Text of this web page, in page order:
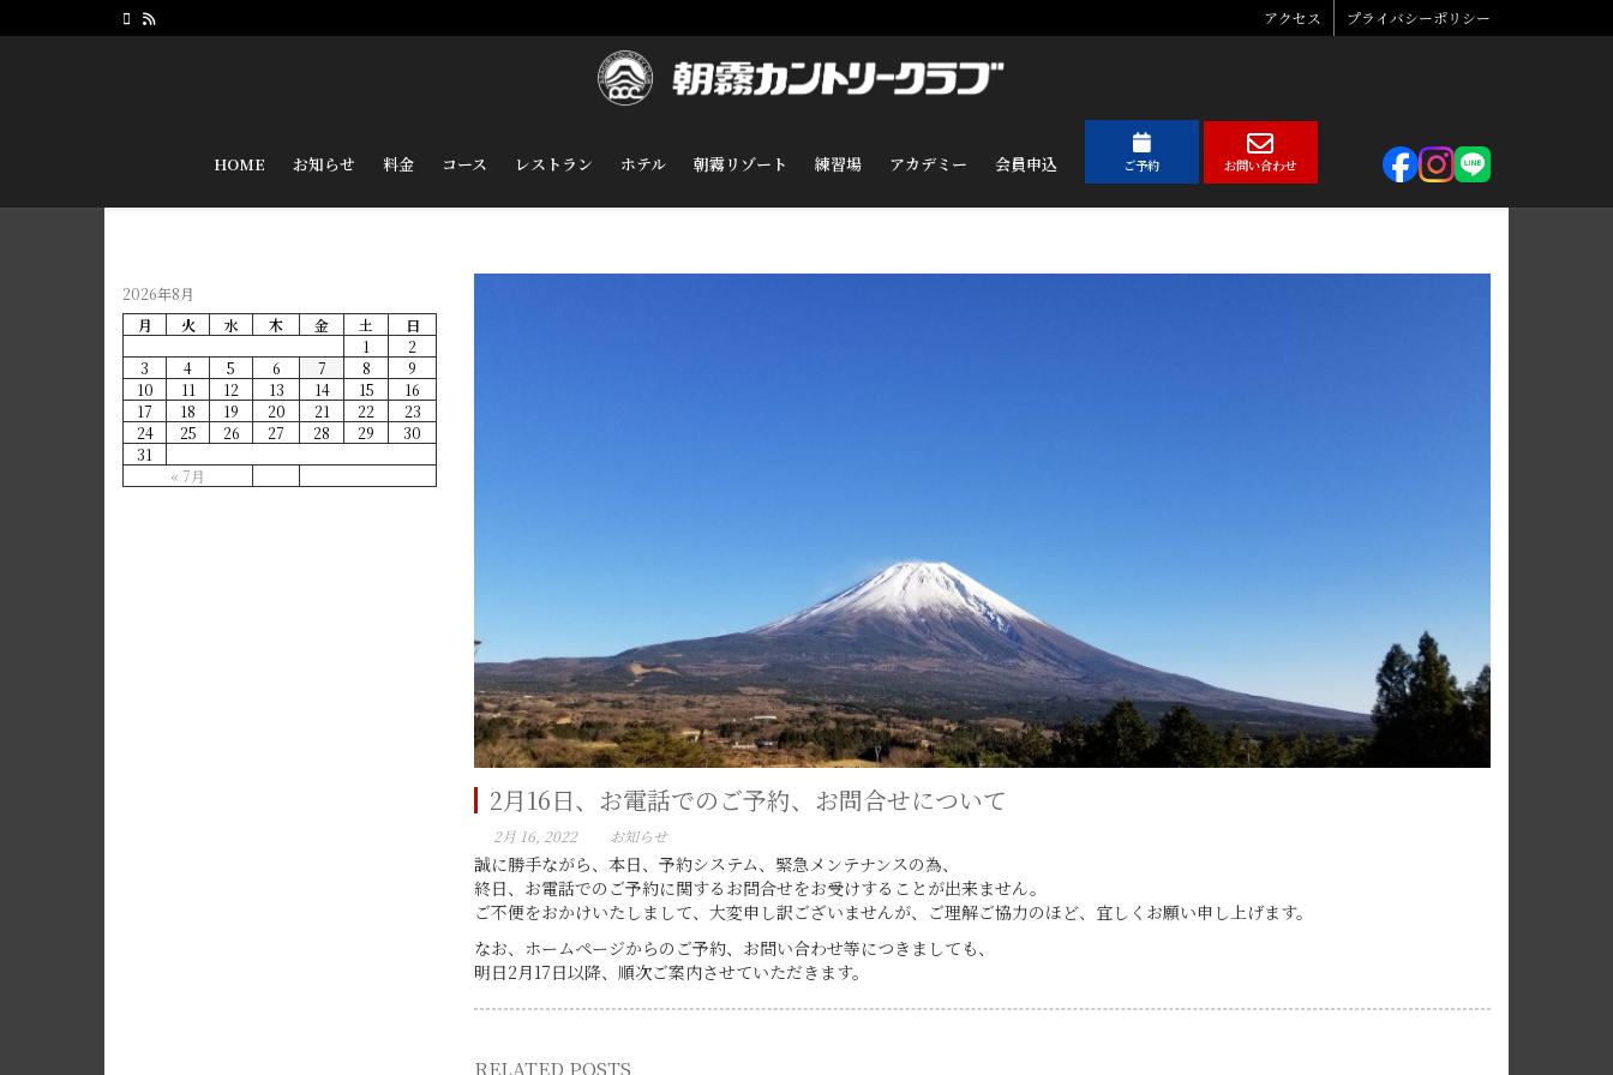
アクセス プライバシーポリシー
HOME お知らせ 料金 コース レストラン ホテル 朝霧リゾート 練習場 アカデミー 会員申込 ご予約 お問い合わせ
2月16日、お電話でのご予約、お問合せについて
2月 16, 2022 お知らせ
誠に勝手ながら、本日、予約システム、緊急メンテナンスの為、
終日、お電話でのご予約に関するお問合せをお受けすることが出来ません。
ご不便をおかけいたしまして、大変申し訳ございませんが、ご理解ご協力のほど、宜しくお願い申し上げます。
なお、ホームページからのご予約、お問い合わせ等につきましても、
明日2月17日以降、順次ご案内させていただきます。
RELATED POSTS
2026年8月
月
火 水 木 金 土 日
« 7月
1
2
3
4 5 6 7 8
9
10
11 12 13 14 15
16
17
18 19 20 21 22
23
24
25 26 27 28 29
30
31